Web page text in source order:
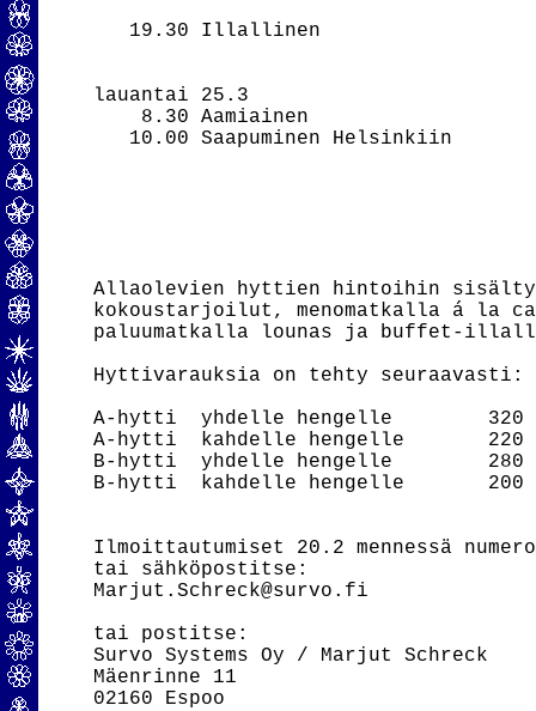
   19.30 Illallinen
lauantai 25.3
    8.30 Aamiainen
   10.00 Saapuminen Helsinkiin
Allaolevien hyttien hintoihin
kokoustarjoilut, menomatkalla á la
paluumatkalla lounas ja buffet-
Hyttivarauksia on tehty seuraavasti:
A-hytti  yhdelle hengelle
A-hytti  kahdelle hengelle
B-hytti  yhdelle hengelle
B-hytti  kahdelle hengelle
Ilmoittautumiset 20.2 mennessä
tai sähköpostitse:
Marjut.Schreck@survo.fi
tai postitse:
Survo Systems Oy / Marjut Schreck
Mäenrinne 11
02160 Espoo